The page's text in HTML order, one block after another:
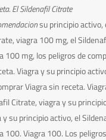
El Sildenafil Citrate
suprincipioactivo,
viagra 100 mg, el
100 mg, los peligros de
Viagra ysu principio
Viagra sin receta.
Citrate, viagra y su
y su principio activo, el
100. Viagra 100. Los